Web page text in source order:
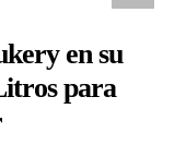
en su
para